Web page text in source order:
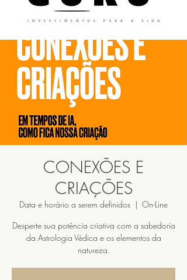
CONEXÕES E
CRIAÇÕES
Data e horário a serem definidos
  |
On-Line
Desperte sua potência criativa com a sabedoria
da Astrologia Védica e os elementos da
natureza.